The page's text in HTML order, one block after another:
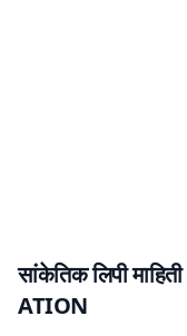
सांकेतिक लिपी माहिती
ATION